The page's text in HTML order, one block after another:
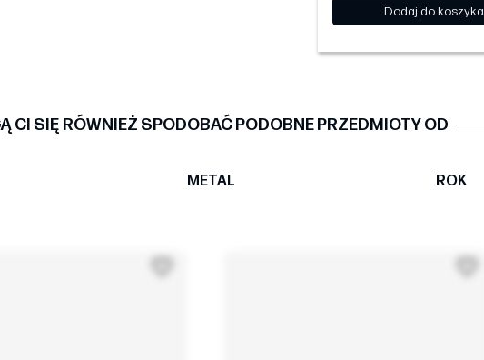
Dodaj do koszyka
CI SIĘ RÓWNIEŻ SPODOBAĆ PODOBNE PRZEDMIOTY OD
METAL ROK